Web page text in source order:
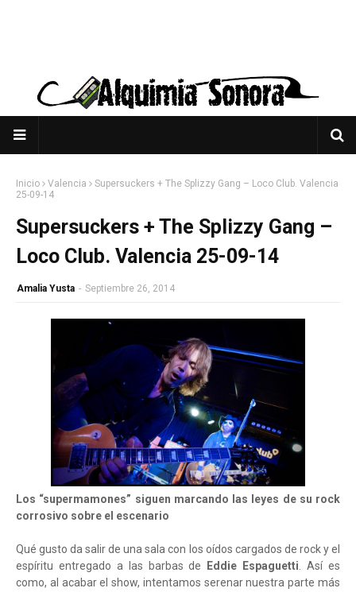
Inicio Valencia
Supersuckers + The Splizzy Gang – Loco Club. Valencia
25-09-14
Supersuckers + The Splizzy Gang –
Loco Club. Valencia 25-09-14
Amalia Yusta - Septiembre 26, 2014
Los “supermamones” siguen marcando las leyes de su rock
corrosivo sobre el escenario
Qué gusto da salir de una sala con los oídos cargados de rock y el
espíritu entregado a las barbas de
Eddie Espaguetti. Así es
como, al acabar el show, intentamos serenar nuestra parte más